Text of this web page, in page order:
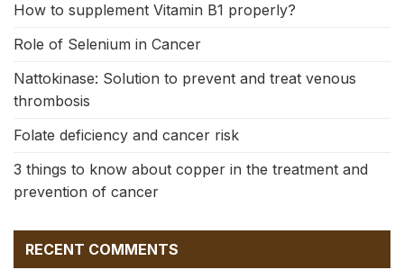
How to supplement Vitamin B1 properly?
Role of Selenium in Cancer
Nattokinase: Solution to prevent and treat venous
thrombosis
Folate deficiency and cancer risk
3 things to know about copper in the treatment and
prevention of cancer
RECENT COMMENTS